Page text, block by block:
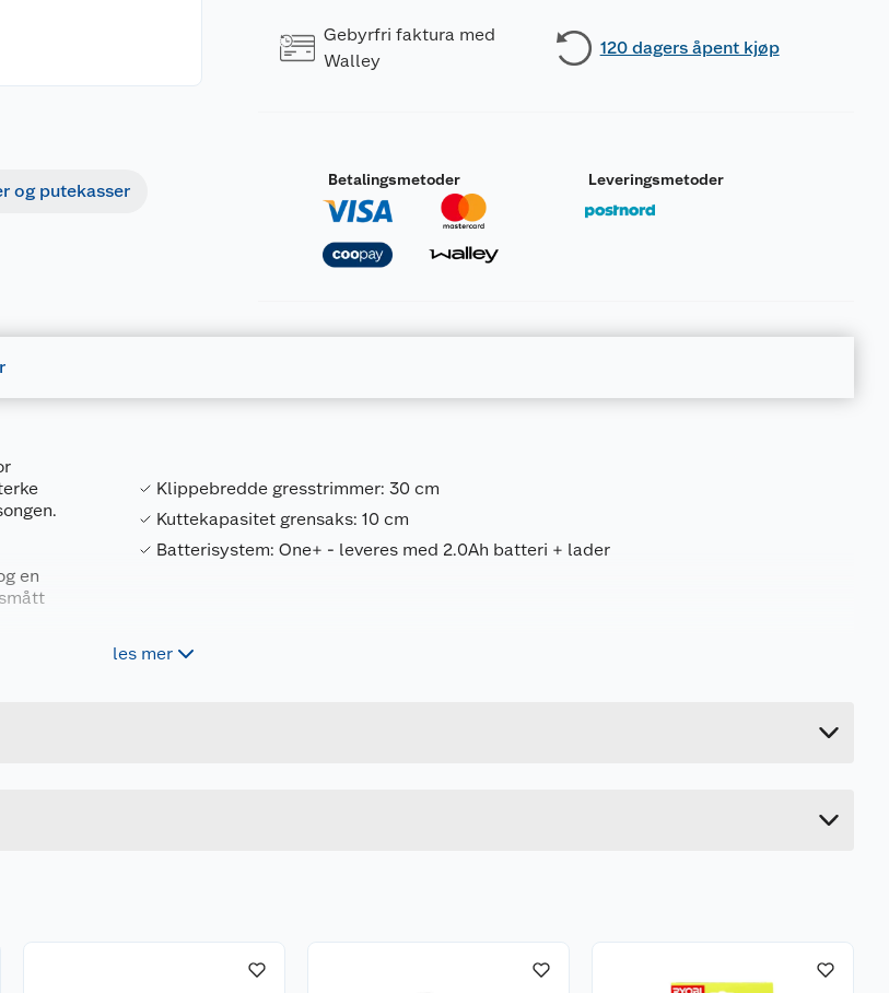
og putekasser
Gebyrfri faktura med
Walley
120 dagers åpent kjøp
Betalingsmetoder Leveringsmetoder
en
Klippebredde gresstrimmer: 30 cm
Kuttekapasitet grensaks: 10 cm
Batterisystem: One+ - leveres med 2.0Ah batteri + lader
les merForpakningsmål